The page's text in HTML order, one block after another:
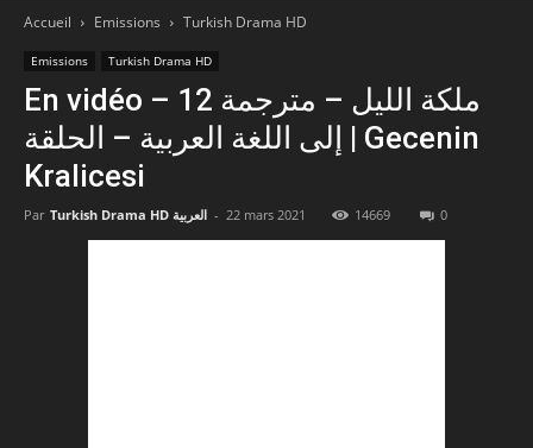
Accueil Emissions Turkish Drama HD
Emissions Turkish Drama HD
En vidéo – 12 ملكة الليل – مترجمة
إلى اللغة العربية – الحلقة | Gecenin
Kralicesi
Par Turkish Drama HD العربية - 22 mars 2021 14669 0